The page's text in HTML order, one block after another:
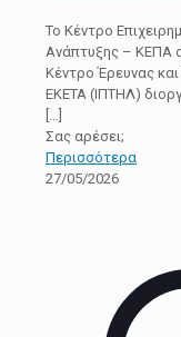
Το Κέντρο
Ανάπτυξης – ΚΕΠΑ
Κέντρο Έρευνας
ΕΚΕΤΑ (ΙΠΤΗΛ)
Σας αρέσει;
Περισσότερα
27/05/2026